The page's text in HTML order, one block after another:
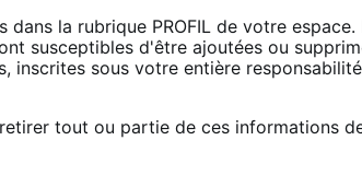
dans la rubrique PROFIL de votre
susceptibles d'être ajoutées ou
inscrites sous votre entière
tout ou partie de ces informations